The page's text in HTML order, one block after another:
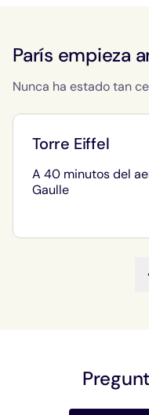
París empieza
Nunca ha estado tan
Torre Eiffel
A 40 minutos del
Gaulle